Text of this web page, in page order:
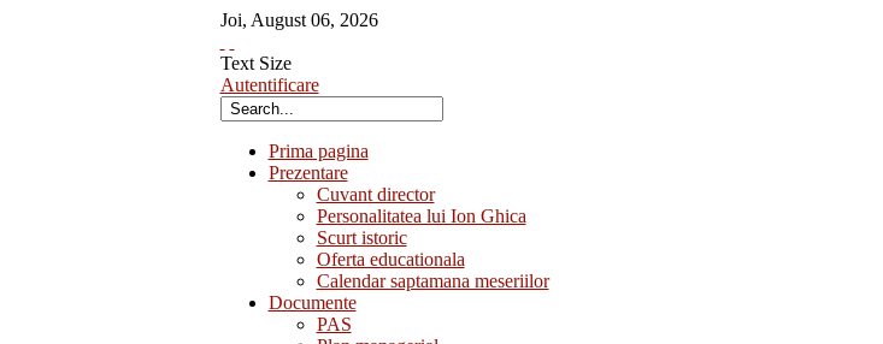
Joi, August 06, 2026
Text Size
Autentificare
Prima pagina
Prezentare
Cuvant director
Personalitatea lui Ion Ghica
Scurt istoric
Oferta educationala
Calendar saptamana meseriilor
Documente
PAS